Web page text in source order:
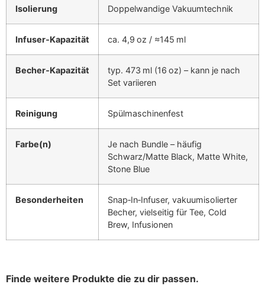
Isolierung Doppelwandige Vakuumtechnik
Infuser‑Kapazität ca. 4,9 oz / ≈145 ml
Becher‑Kapazität
typ. 473 ml (16 oz) – kann je nach
Set variieren
Reinigung Spülmaschinenfest
Farbe(n)
Je nach Bundle – häufig
Schwarz/Matte Black, Matte White,
Stone Blue
Besonderheiten
Snap‑In‑Infuser, vakuumisolierter
Becher, vielseitig für Tee, Cold
Brew, Infusionen
Finde weitere Produkte die zu dir passen.